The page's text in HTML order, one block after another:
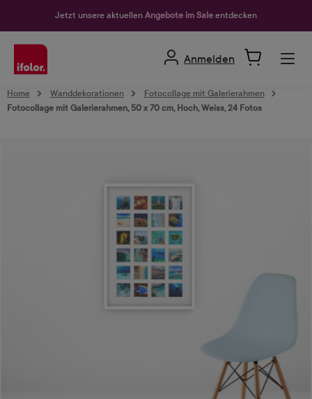
Jetzt unsere aktuellen Angebote im Sale entdecken
Anmelden
Home Wanddekorationen
Fotocollage mit Galerierahmen
Fotocollage mit Galerierahmen, 50 x 70 cm, Hoch, Weiss, 24 Fotos